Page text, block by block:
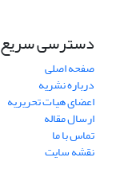
دسترسی سریع
صفحه اصلی
درباره نشریه
اعضای هیات تحریریه
ارسال مقاله
تماس با ما
نقشه سایت